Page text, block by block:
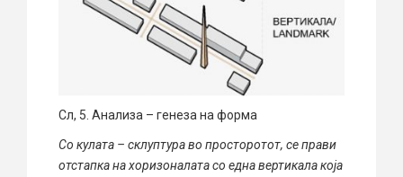
Сл, 5. Анализа – генеза на форма
Со кулата – склуптура во просторотот, се прави
отстапка на хоризоналата со една вертикала која